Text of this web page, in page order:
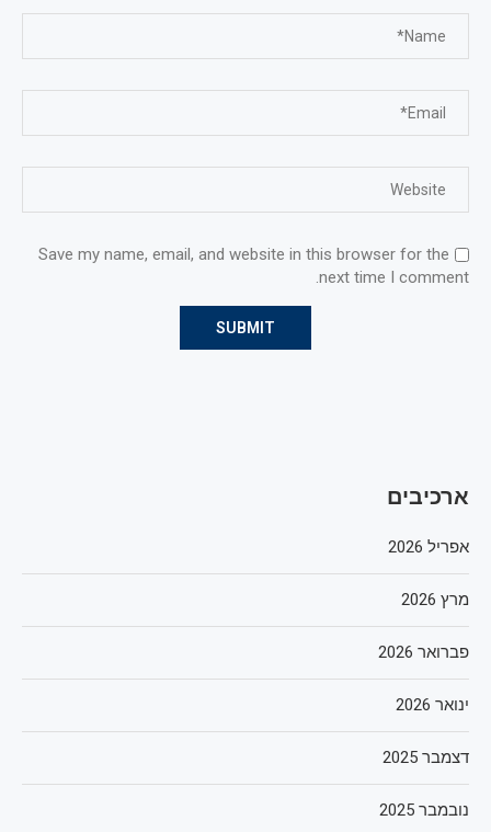
Save my name, email, and website in this browser for the
next time I comment.
ארכיבים
אפריל 2026
מרץ 2026
פברואר 2026
ינואר 2026
דצמבר 2025
נובמבר 2025